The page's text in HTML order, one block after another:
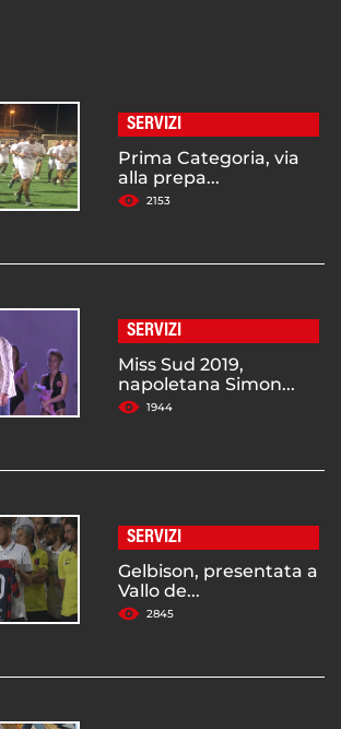
SERVIZI
Prima Categoria, via
alla prepa...
2153
SERVIZI
Miss Sud 2019,
napoletana Simon...
1944
SERVIZI
Gelbison, presentata a
Vallo de...
2845